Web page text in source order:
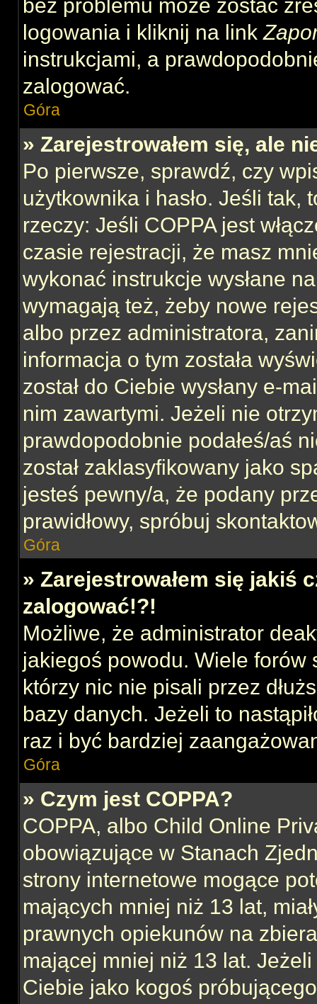
bez problemu może zostać
logowania i kliknij na link
instrukcjami, a
zalogować.
Góra
» Zarejestrowałem się, ale
Po pierwsze, sprawdź, czy
użytkownika i hasło. Jeśli tak,
rzeczy: Jeśli COPPA jest
czasie rejestracji, że masz
wykonać instrukcje wysłane
wymagają też, żeby nowe
albo przez administratora,
informacja o tym została
został do Ciebie wysłany e-
nim zawartymi. Jeżeli nie
prawdopodobnie podałeś/aś
został zaklasyfikowany jako
jesteś pewny/a, że podany
prawidłowy, spróbuj
Góra
» Zarejestrowałem się jakiś
zalogować!?!
Możliwe, że administrator
jakiegoś powodu. Wiele forów
którzy nic nie pisali przez
bazy danych. Jeżeli to
raz i być bardziej
Góra
» Czym jest COPPA?
COPPA, albo Child Online
obowiązujące w Stanach
strony internetowe mogące
mających mniej niż 13 lat,
prawnych opiekunów na
mającej mniej niż 13 lat.
Ciebie jako kogoś